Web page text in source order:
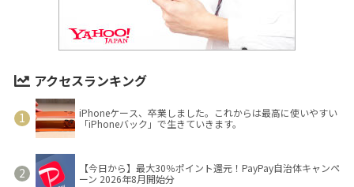
アクセスランキング
iPhoneケース、卒業しました。これからは最高に使いやすい
「iPhoneバック」で生きていきます。
【今日から】最大30％ポイント還元！PayPay自治体キャンペ
ーン 2026年8月開始分